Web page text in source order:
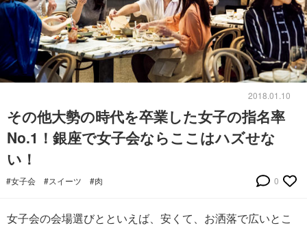
2018.01.10
その他大勢の時代を卒業した女子の指名率
No.1！銀座で女子会ならここはハズせな
い！
#女子会 #スイーツ #肉 0
女子会の会場選びとといえば、安くて、お洒落で広いとこ